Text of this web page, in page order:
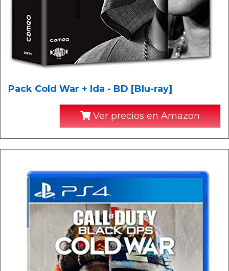
Pack Cold War + Ida - BD [Blu-ray]
Ver precios en Amazon